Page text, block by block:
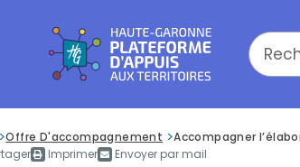
>Offre D'accompagnement >Accompagner
Imprimer Envoyer par mail
cookies